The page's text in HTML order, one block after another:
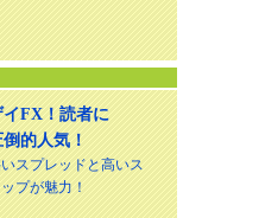
イFX！読者に
的人気！
スプレッドと高いス
プが魅力！